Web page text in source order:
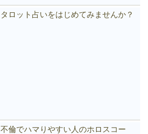
タロット占いをはじめてみませんか？
不倫でハマりやすい人のホロスコー